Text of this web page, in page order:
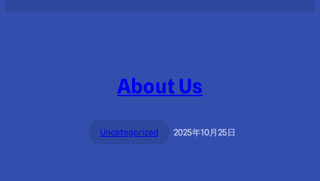
About Us
Uncategorized 2025年10月25日